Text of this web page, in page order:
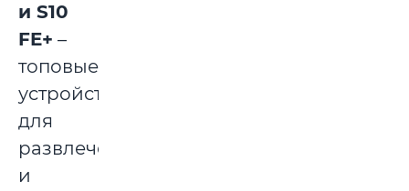
и S10
FE+ –
топовые
устройства
для
развлечений
и